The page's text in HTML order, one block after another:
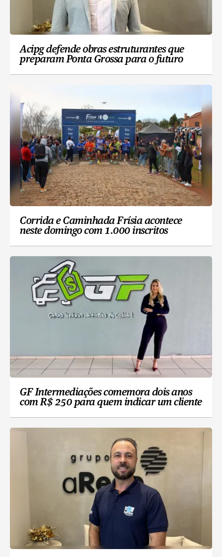
Acipg defende obras estruturantes que
preparam Ponta Grossa para o futuro
Corrida e Caminhada Frísia acontece
neste domingo com 1.000 inscritos
GF Intermediações comemora dois anos
com R$ 250 para quem indicar um cliente